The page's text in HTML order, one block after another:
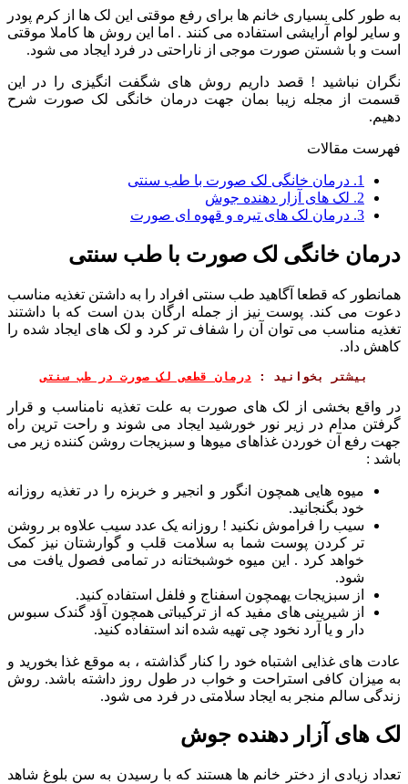
به طور کلی بسیاری خانم ها برای رفع موقتی این لک ها از کرم پودر
و سایر لوام آرایشی استفاده می کنند . اما این روش ها کاملا موقتی
است و با شستن صورت موجی از ناراحتی در فرد ایجاد می شود.
نگران نباشید ! قصد داریم روش های شگفت انگیزی را در این
قسمت از مجله زیبا بمان جهت درمان خانگی لک صورت شرح
دهیم.
فهرست مقالات
1. درمان خانگی لک صورت با طب سنتی
2. لک های آزار دهنده جوش
3. درمان لک های تیره و قهوه ای صورت
درمان خانگی لک صورت با طب سنتی
همانطور که قطعا آگاهید طب سنتی افراد را به داشتن تغذیه مناسب
دعوت می کند. پوست نیز از جمله ارگان بدن است که با داشتند
تغذیه مناسب می توان آن را شفاف تر کرد و لک های ایجاد شده را
کاهش داد.
بیشتر بخوانید : درمان قطعی لک صورت در طب سنتی
در واقع بخشی از لک های صورت به علت تغذیه نامناسب و قرار
گرفتن مدام در زیر نور خورشید ایجاد می شوند و راحت ترین راه
جهت رفع آن خوردن غذاهای میوها و سبزیجات روشن کننده زیر می
باشد :
میوه هایی همچون انگور و انجیر و خربزه را در تغذیه روزانه
خود بگنجانید.
سیب را فراموش نکنید ! روزانه یک عدد سیب علاوه بر روشن
تر کردن پوست شما به سلامت قلب و گوارشتان نیز کمک
خواهد کرد . این میوه خوشبختانه در تمامی فصول یافت می
شود.
از سبزیجات یهمچون اسفناج و فلفل استفاده کنید.
از شیرینی های مفید که از ترکیباتی همچون آؤد گندک سبوس
دار و یا آرد نخود چی تهیه شده اند استفاده کنید.
عادت های غذایی اشتباه خود را کنار گذاشته ، به موقع غذا بخورید و
به میزان کافی استراحت و خواب در طول روز داشته باشد. روش
زندگی سالم منجر به ایجاد سلامتی در فرد می شود.
لک های آزار دهنده جوش
تعداد زیادی از دختر خانم ها هستند که با رسیدن به سن بلوغ شاهد